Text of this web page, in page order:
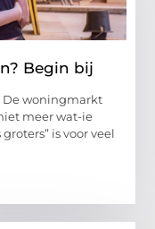
Begin bij
De woningmarkt
meer wat-ie
is voor veel